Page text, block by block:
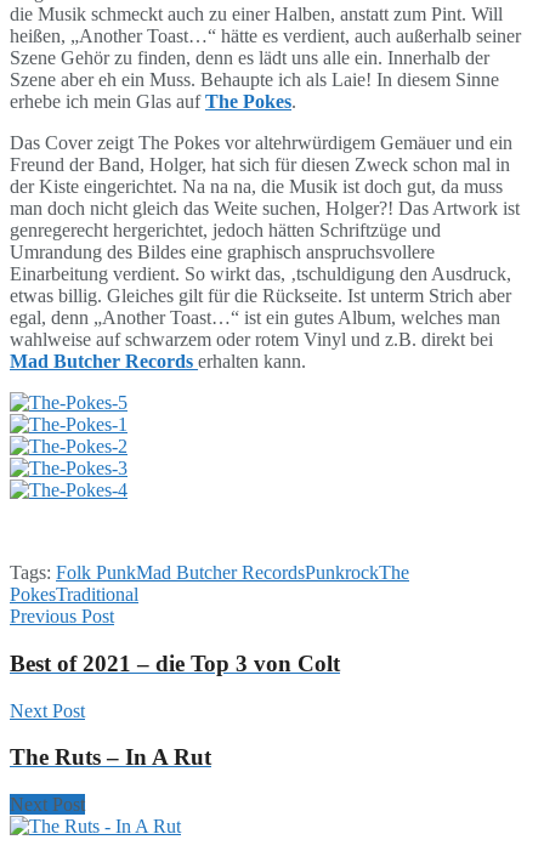
die Musik schmeckt auch zu einer Halben, anstatt zum Pint. Will
heißen, „Another Toast…“ hätte es verdient, auch außerhalb seiner
Szene Gehör zu finden, denn es lädt uns alle ein. Innerhalb der
Szene aber eh ein Muss. Behaupte ich als Laie! In diesem Sinne
erhebe ich mein Glas aufThe Pokes.
Das Cover zeigt The Pokes vor altehrwürdigem Gemäuer und ein
Freund der Band, Holger, hat sich für diesen Zweck schon mal in
der Kiste eingerichtet. Na na na, die Musik ist doch gut, da muss
man doch nicht gleich das Weite suchen, Holger?! Das Artwork ist
genregerecht hergerichtet, jedoch hätten Schriftzüge und
Umrandung des Bildes eine graphisch anspruchsvollere
Einarbeitung verdient. So wirkt das, ‚tschuldigung den Ausdruck,
etwas billig. Gleiches gilt für die Rückseite. Ist unterm Strich aber
egal, denn „Another Toast…“ ist ein gutes Album, welches man
wahlweise auf schwarzem oder rotem Vinyl und z.B. direkt bei
Mad Butcher Records erhalten kann.
Tags: Folk PunkMad Butcher RecordsPunkrockThe
PokesTraditional
Previous Post
Best of 2021 – die Top 3 von Colt
Next Post
The Ruts – In A Rut
Next Post